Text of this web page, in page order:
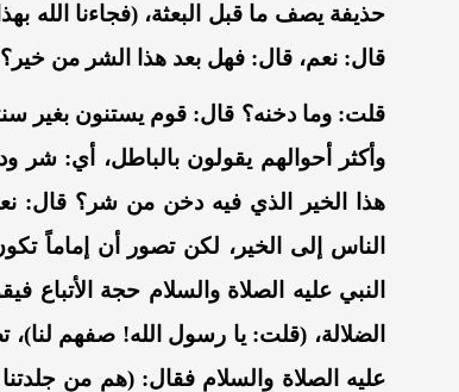
حذيفة يصف ما قبل البعثة، (فجاءنا الله
قال: نعم، قال: فهل بعد هذا الشر من
قلت: وما دخنه؟ قال: قوم يستنون بغير
وأكثر أحوالهم يقولون بالباطل، أي:
هذا الخير الذي فيه دخن من شر؟ قال:
الناس إلى الخير، لكن تصور أن إماماً
النبي عليه الصلاة والسلام حجة الأتباع
الضلالة، (قلت: يا رسول الله! صفهم لنا)،
عليه الصلاة والسلام فقال: (هم من